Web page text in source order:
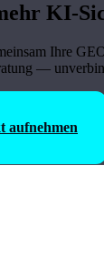
KI-
Ihre
—
aufnehmen